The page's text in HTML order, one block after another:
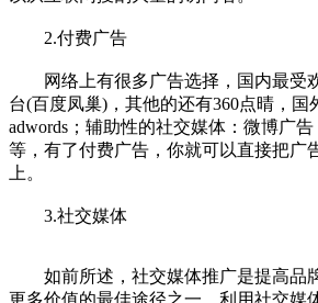
2.付费广告
网络上有很多广告选择，国内最受
台(百度凤巢)，其他的还有360点晴，国
adwords；辅助性的社交媒体：微博广
等，有了付费广告，你就可以直接把广
上。
3.社交媒体
如前所述，社交媒体推广是提高品
更多价值的最佳途径之一。利用社交媒